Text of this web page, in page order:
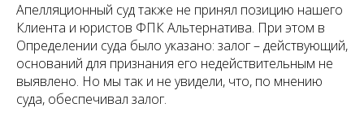
Апелляционный суд также не принял позицию нашего
Клиента и юристов ФПК Альтернатива. При этом в
Определении суда было указано: залог – действующий,
оснований для признания его недействительным не
выявлено. Но мы так и не увидели, что, по мнению
суда, обеспечивал залог.